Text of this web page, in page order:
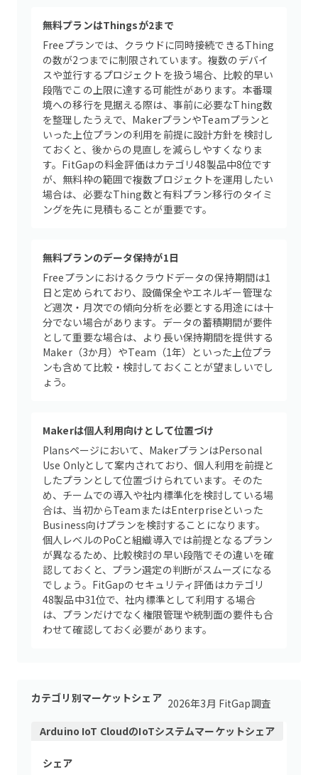
無料プランはThingsが2まで
Freeプランでは、クラウドに同時接続できるThing
の数が2つまでに制限されています。複数のデバイ
スや並行するプロジェクトを扱う場合、比較的早い
段階でこの上限に達する可能性があります。本番環
境への移行を見据える際は、事前に必要なThing数
を整理したうえで、MakerプランやTeamプランと
いった上位プランの利用を前提に設計方針を検討し
ておくと、後からの見直しを減らしやすくなりま
す。FitGapの料金評価はカテゴリ48製品中8位です
が、無料枠の範囲で複数プロジェクトを運用したい
場合は、必要なThing数と有料プラン移行のタイミ
ングを先に見積もることが重要です。
無料プランのデータ保持が1日
Freeプランにおけるクラウドデータの保持期間は1
日と定められており、設備保全やエネルギー管理な
ど週次・月次での傾向分析を必要とする用途には十
分でない場合があります。データの蓄積期間が要件
として重要な場合は、より長い保持期間を提供する
Maker（3か月）やTeam（1年）といった上位プラ
ンも含めて比較・検討しておくことが望ましいでし
ょう。
Makerは個人利用向けとして位置づけ
Plansページにおいて、MakerプランはPersonal
Use Onlyとして案内されており、個人利用を前提と
したプランとして位置づけられています。そのた
め、チームでの導入や社内標準化を検討している場
合は、当初からTeamまたはEnterpriseといった
Business向けプランを検討することになります。
個人レベルのPoCと組織導入では前提となるプラン
が異なるため、比較検討の早い段階でその違いを確
認しておくと、プラン選定の判断がスムーズになる
でしょう。FitGapのセキュリティ評価はカテゴリ
48製品中31位で、社内標準として利用する場合
は、プランだけでなく権限管理や統制面の要件も合
わせて確認しておく必要があります。
カテゴリ別マーケットシェア 2026年3月 FitGap調査
Arduino IoT CloudのIoTシステムマーケットシェア
シェア